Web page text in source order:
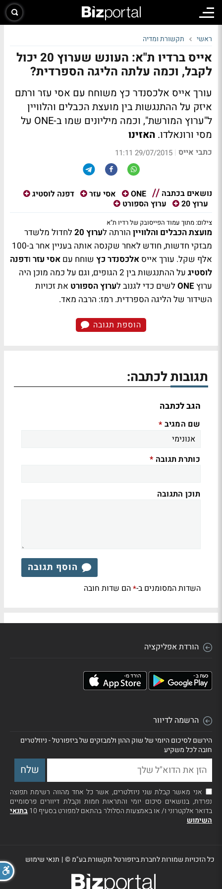
ראשי תקשורת ומדיה
אייס ברדיו ת"א: העונש שערוץ 20 יכול
לקבל, וכמה עלתה הליגה הספרדית?
עורך אייס אלכסנדר כץ משוחח עם אסי עזר ורתם
איזק על ההתנגשות בין מועצת הכבלים והלוויין
ל"ערוץ המורשת", וכמה מיליונים שמו ב-ONE על
מסי ורונאלדו. האזינו
כתבי אייס |
29/07/2015 11:11
נושאים בכתבה ONE אסי עזר
דפנה לוסטיג
ערוץ 20
ערוץ הספורט
צילום: מתוך עמוד הפייסובק של רדיו ת"א
מועצת הכבלים והלוויין הורתה לערוץ 20
לחדול מלשדר
מבזקי חדשות, חודש לאחר שקנסה אותה בעניין אחר ב-100
אלף שקל. עורך אייס אלכסנדר כץ שוחח עם אסי עזר ודפנה
לוסטיג
על ההתנגשות בין 2 הגופים, וגם על כמה מוכן היה
ערוץONEלשים כדי לגנוב לערוץ הספורט את זכויות
השידור של הליגה הספרדית. רמז: הרבה מאד.
הוספת תגובה
תגובות לכתבה:
הגב לכתבה
שם המגיב *
כותרת תגובה *
תוכן התגובה
הוסף תגובה
השדות המסומנים ב-*הם שדות חובה
הורדת אפליקציה
הרשמה לדיוור
הירשם לסיכום היומי של שוק ההון ולמבזקים של ביזפורטל - ניוזלטרים
חובה לכל משקיע
אני מאשר קבלת שני ניוזלטרים, אשר כל אחד מהווה רשימת תפוצה
נפרדת, בנושאים סיכום יומי והתראות חמות וקבלת דיוורים פרסומיים
בדואר אלקטרוני ו/ או באמצעות הסלולר בהתאם למפורט בסעיף 10
בתנאי
השימוש
כל הזכויות שמורות לחברת ביזפורטל תקשורת בע"מ ©| תנאי שימוש